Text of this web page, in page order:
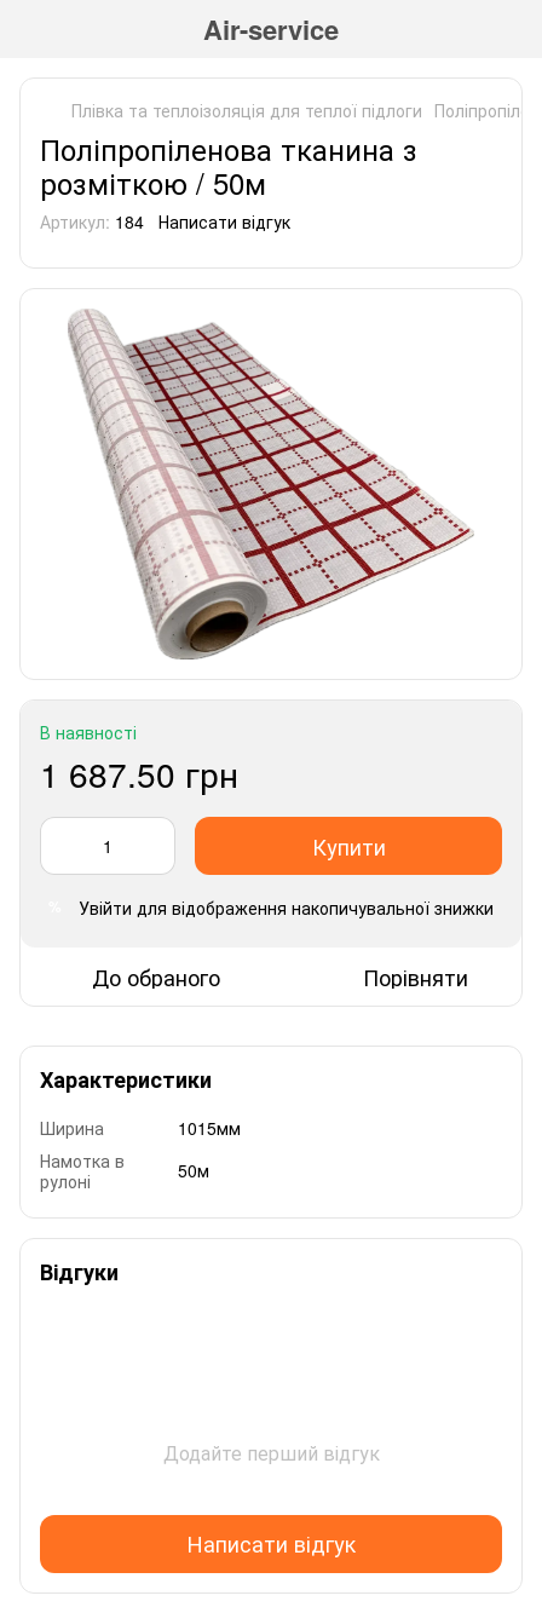
Air-service
Плівка та теплоізоляція для теплої підлоги
Поліпропіленова тканина з
розміткою / 50м
Артикул: 184 Написати відгук
В наявності
1 687.50 грн
Купити
Увійти для відображення накопичувальної знижки
До обраного Порівняти
Характеристики
Ширина
1015мм
Намотка в
рулоні
50м
Відгуки
Додайте перший відгук
Написати відгук